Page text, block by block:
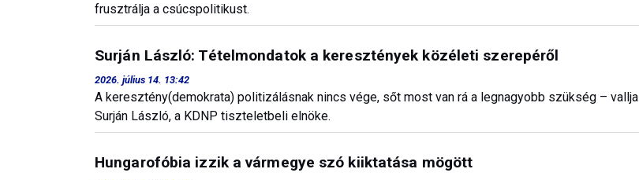
frusztrálja a csúcspolitikust.
Surján László: Tételmondatok a keresztények közéleti szerepéről
2026. július 14. 13:42
A keresztény(demokrata) politizálásnak nincs vége, sőt most van rá a legnagyobb szükség – vallja
Surján László, a KDNP tiszteletbeli elnöke.
Hungarofóbia izzik a vármegye szó kiiktatása mögött